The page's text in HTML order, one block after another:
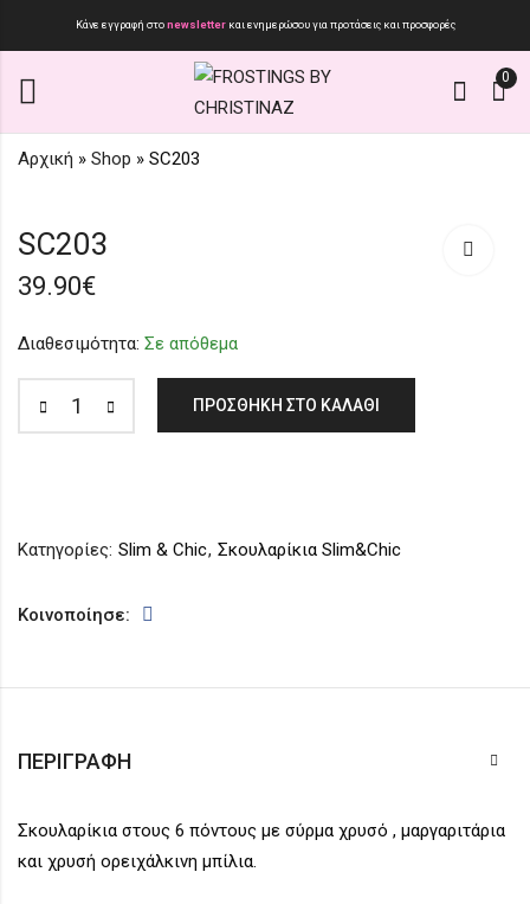
Κάνε εγγραφή στοnewsletter και ενημερώσου για προτάσεις και προσφορές
0
Αρχική » Shop » SC203
SC203
39.90€
Διαθεσιμότητα: Σε απόθεμα
ΠΡΟΣΘΉΚΗ ΣΤΟ ΚΑΛΆΘΙ
Κατηγορίες: Slim & Chic, Σκουλαρίκια Slim&Chic
Κοινοποίησε:
ΠΕΡΙΓΡΑΦΉ
Σκουλαρίκια στους 6 πόντους με σύρμα χρυσό , μαργαριτάρια
και χρυσή ορειχάλκινη μπίλια.